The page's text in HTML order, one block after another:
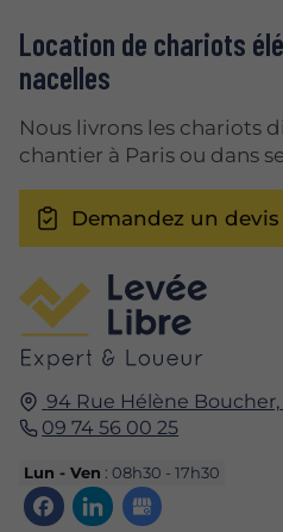
94 Rue Hélène Boucher,
09 74 56 00 25
Lun - Ven : 08h30 - 17h30
Location de chariots
nacelles
Nous livrons les chariots
chantier à Paris ou dans
Demandez un devis